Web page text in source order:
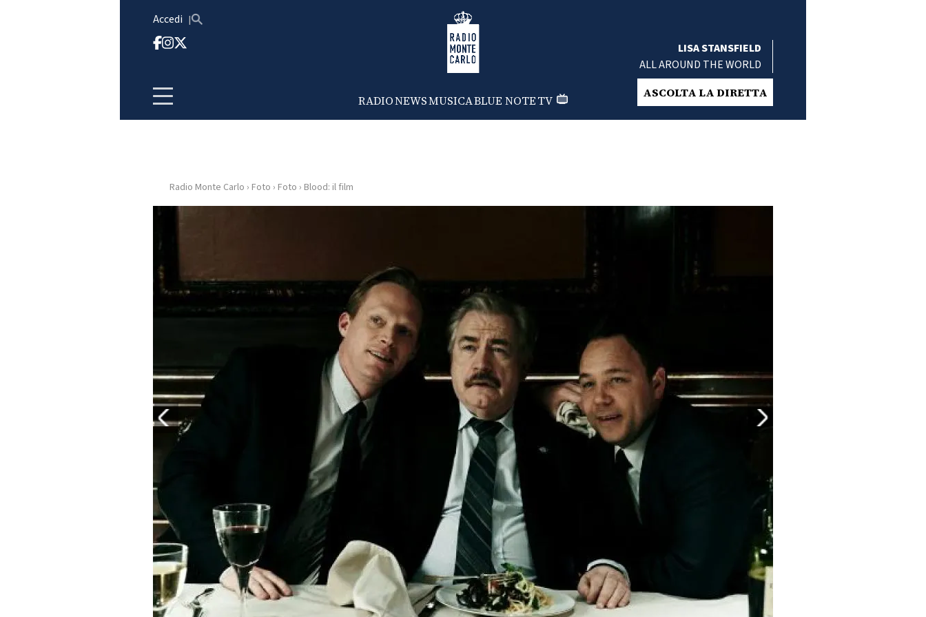
Accedi Radio Monte Carlo
RADIONEWSMUSICABLUE NOTETV
LISA STANSFIELD
ALL AROUND THE WORLD
ASCOLTA LA DIRETTA
HOME
WEB
RADIO
NEWS
FOTO
CONCORSI
EVENTI
VIDEO
TV
PRINCIPATO
Radio Monte Carlo › Foto › Foto › Blood: il film